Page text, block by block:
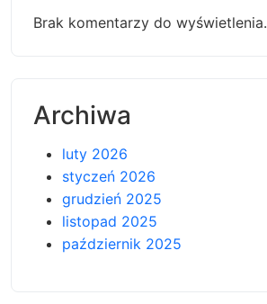
Brak komentarzy do wyświetlenia.
Archiwa
luty 2026
styczeń 2026
grudzień 2025
listopad 2025
październik 2025